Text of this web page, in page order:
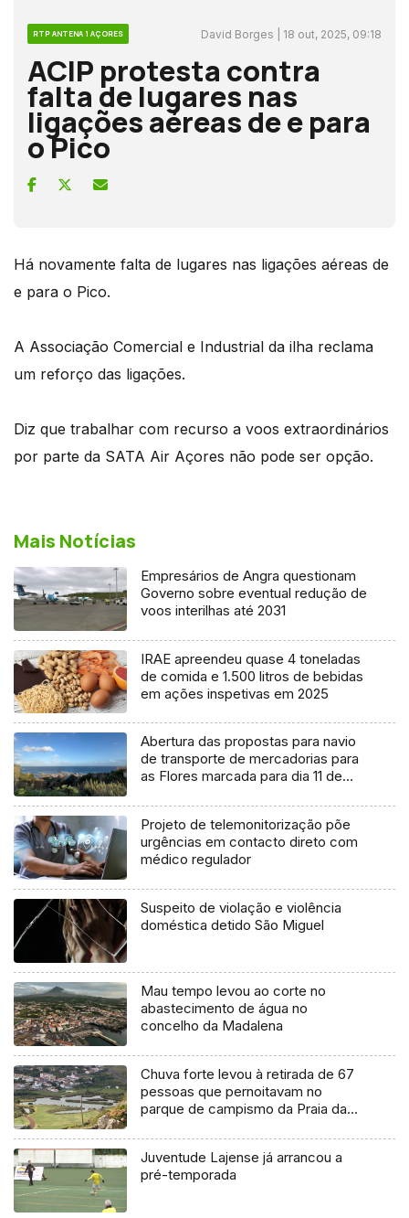
RTP ANTENA 1 AÇORES David Borges | 18 out, 2025, 09:18
ACIP protesta contra
falta de lugares nas
ligações aéreas de e para
o Pico
Há novamente falta de lugares nas ligações aéreas de
e para o Pico.
A Associação Comercial e Industrial da ilha reclama
um reforço das ligações.
Diz que trabalhar com recurso a voos extraordinários
por parte da SATA Air Açores não pode ser opção.
Mais Notícias
Empresários de Angra questionam
Governo sobre eventual redução de
voos interilhas até 2031
IRAE apreendeu quase 4 toneladas
de comida e 1.500 litros de bebidas
em ações inspetivas em 2025
Abertura das propostas para navio
de transporte de mercadorias para
as Flores marcada para dia 11 de
Projeto de telemonitorização põe
urgências em contacto direto com
médico regulador
Suspeito de violação e violência
doméstica detido São Miguel
Mau tempo levou ao corte no
abastecimento de água no
concelho da Madalena
Chuva forte levou à retirada de 67
pessoas que pernoitavam no
parque de campismo da Praia da
Juventude Lajense já arrancou a
pré-temporada